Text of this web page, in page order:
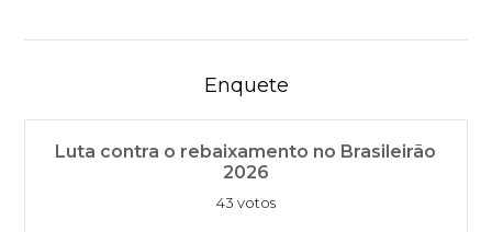
Enquete
Luta contra o rebaixamento no Brasileirão
2026
43 votos